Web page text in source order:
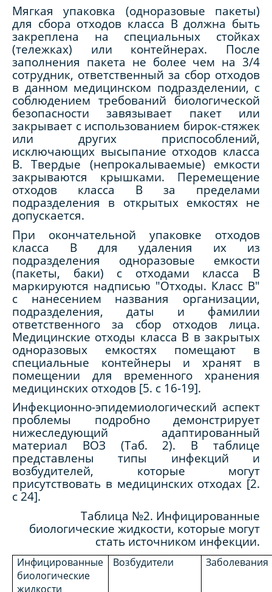
Мягкая упаковка (одноразовые пакеты)
для сбора отходов класса В должна быть
закреплена на специальных стойках
(тележках) или контейнерах. После
заполнения пакета не более чем на 3/4
сотрудник, ответственный за сбор отходов
в данном медицинском подразделении, с
соблюдением требований биологической
безопасности завязывает пакет или
закрывает с использованием бирок-стяжек
или других приспособлений,
исключающих высыпание отходов класса
В. Твердые (непрокалываемые) емкости
закрываются крышками. Перемещение
отходов класса В за пределами
подразделения в открытых емкостях не
допускается.
При окончательной упаковке отходов
класса В для удаления их из
подразделения одноразовые емкости
(пакеты, баки) с отходами класса В
маркируются надписью "Отходы. Класс В"
с нанесением названия организации,
подразделения, даты и фамилии
ответственного за сбор отходов лица.
Медицинские отходы класса В в закрытых
одноразовых емкостях помещают в
специальные контейнеры и хранят в
помещении для временного хранения
медицинских отходов [5. c 16-19].
Инфекционно-эпидемиологический аспект
проблемы подробно демонстрирует
нижеследующий адаптированный
материал ВОЗ (Таб. 2). В таблице
представлены типы инфекций и
возбудителей, которые могут
присутствовать в медицинских отходах [2.
c24].
Таблица №2. Инфицированные
биологические жидкости, которые могут
стать источником инфекции.
Инфицированные
биологические
жидкости
Возбудители Заболевания